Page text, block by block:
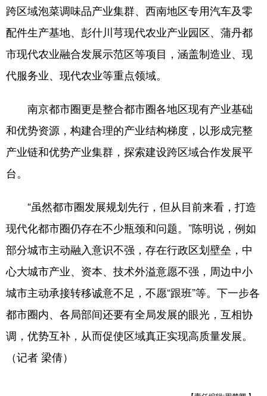
跨区域泡菜调味品产业集群、西南地区专用汽车及零
配件生产基地、彭什川芎现代农业产业园区、蒲丹都
市现代农业融合发展示范区等项目，涵盖制造业、现
代服务业、现代农业等重点领域。
南京都市圈更是整合都市圈各地区现有产业基础
和优势资源，构建合理的产业结构梯度，以形成完整
产业链和优势产业集群，探索建设跨区域合作发展平
台。
“虽然都市圈发展规划先行，但从目前来看，打造
现代化都市圈仍存在不少瓶颈和问题。”陈明说，例如
部分城市主动融入意识不强，存在行政区划壁垒，中
心大城市产业、资本、技术外溢意愿不强，周边中小
城市主动承接转移诚意不足，不愿“跟班”等。下一步各
都市圈内、各局部间还要有全局发展的眼光，互相协
调，优势互补，从而促使区域真正实现高质量发展。
（记者 梁倩）